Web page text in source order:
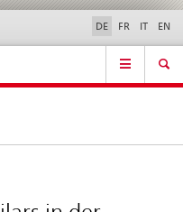
Kontakt | Support & Hilfe
DE FR IT EN